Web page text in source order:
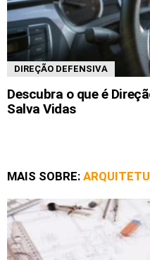
DIREÇÃO DEFENSIVA
Descubra o que é
Salva Vidas
MAIS SOBRE: